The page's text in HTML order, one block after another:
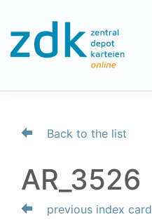
Back to the list
AR_3526
previous index card